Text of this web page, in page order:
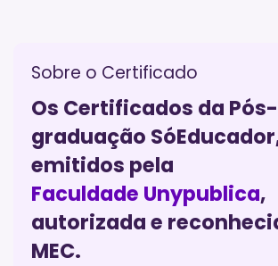
Sobre o Certificado
Os Certificados da Pós-
graduação
emitidos pela
Faculdade Unypublica,
autorizada e
MEC.